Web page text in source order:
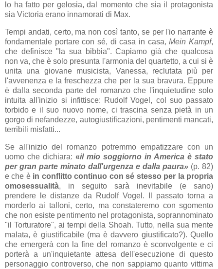
lo ha fatto per gelosia, dal momento che sia il protagonista
sia Victoria erano innamorati di Max.
Tempi andati, certo, ma non così tanto, se per l'io narrante è
fondamentale portare con sé, di casa in casa,Mein Kampf,
che definisce "la sua bibbia". Capiamo già che qualcosa
non va, che è solo presunta l'armonia del quartetto, a cui si è
unita una giovane musicista, Vanessa, reclutata più per
l'avvenenza e la freschezza che per la sua bravura. Eppure
è dalla seconda parte del romanzo che l'inquietudine solo
intuita all'inizio si infittisce: Rudolf Vogel, col suo passato
torbido e il suo nuovo nome, ci trascina senza pietà in un
gorgo di nefandezze, autogiustificazioni, pentimenti mancati,
terribili misfatti...
Se all'inizio del romanzo potremmo empatizzare con un
uomo che dichiara: «il mio soggiorno in America è stato
per gran parte minato dall'urgenza e dalla paura» (p. 82)
e che è in conflitto continuo con sé stesso per la propria
omosessualità, in seguito sarà inevitabile (e sano)
prendere le distanze da Rudolf Vogel. Il passato torna a
morderlo ai talloni, certo, ma constateremo con sgomento
che non esiste pentimento nel protagonista, soprannominato
"il Torturatore", ai tempi della Shoah. Tutto, nella sua mente
malata, è giustificabile (ma è davvero giustificato?). Quello
che emergerà con la fine del romanzo è sconvolgente e ci
porterà a un'inquietante attesa dell'esecuzione di questo
personaggio controverso, che non sappiamo quanto vittima